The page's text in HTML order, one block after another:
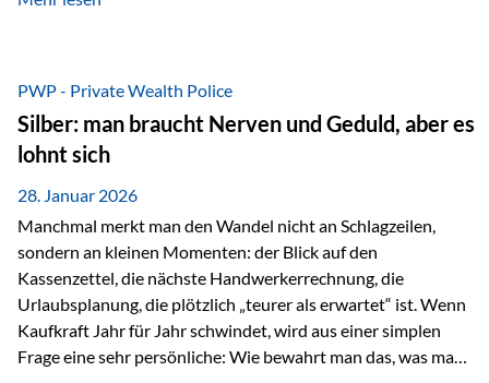
starken Anstiegen. Diese verändern jedoch nicht die
von geopolitischen Spannungen, einer stark ausgeweiteten
Geldmenge sowie strukturellen Verschiebungen an den
Kapitalmärkten geprägt ist, bleibt Gold ein bewährter Anker.
Nicht, weil…
PWP - Private Wealth Police
Silber: man braucht Nerven und Geduld, aber es
lohnt sich
28. Januar 2026
Manchmal merkt man den Wandel nicht an Schlagzeilen,
sondern an kleinen Momenten: der Blick auf den
Kassenzettel, die nächste Handwerkerrechnung, die
Urlaubsplanung, die plötzlich „teurer als erwartet“ ist. Wenn
Kaufkraft Jahr für Jahr schwindet, wird aus einer simplen
Frage eine sehr persönliche: Wie bewahrt man das, was man